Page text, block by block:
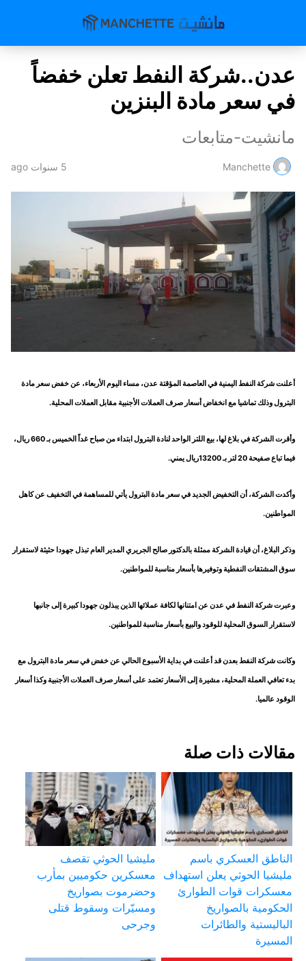
عدن..شركة النفط تعلن خفضاً
في سعر مادة البنزين
مانشيت-متابعات
Manchette 5 سنوات ago
أعلنت شركة النفط اليمنية في العاصمة المؤقتة عدن، مساء اليوم الأربعاء، عن خفض سعر مادة
البترول وذلك تماشيا مع انخفاض أسعار صرف العملات الأجنبية مقابل العملات المحلية.
وأقرت الشركة في بلاغ لها، بيع اللتر الواحد لنادة البترول ابتداء من صباح غداً الخميس بـ 660 ريال،
فيما تباع صفيحة 20 لتر بـ 13200ريال يمني.
وأكدت الشركة، أن التخفيض الجديد في سعر مادة البترول يأتي للمساهمة في التخفيف عن كاهل
المواطنين.
وذكر البلاغ، أن قيادة الشركة ممثلة بالدكتور صالح الجريري المدير العام تبذل جهودا حثيثة لاستقرار
سوق المشتقات النفطية وتوفيرها بأسعار مناسبة للمواطنين.
وعبرت شركة النفط في عدن عن امتنانها لكافة عملائها الذين يبذلون جهودا كبيرة إلى جانبها
لاستقرار السوق المحلية للوقود والبيع بأسعار مناسبة للمواطنين.
وكانت شركة النفط بعدن قد أعلنت في بداية الأسبوع الحالي عن خفض في سعر مادة البترول مع
بدء تعافي العملة المحلية، مشيرة إلى الأسعار تعتمد على أسعار صرف العملات الأجنبية وكذا أسعار
الوقود عالميا.
مقالات ذات صلة
الناطق العسكري باسم
مليشيا الحوثي يعلن استهداف
معسكرات قوات الطوارئ
الحكومية بالصواريخ
الباليستية والطائرات
المسيرة
مليشيا الحوثي تقصف
معسكرين حكوميين بمأرب
وحضرموت بصواريخ
ومسيّرات وسقوط قتلى
وجرحى